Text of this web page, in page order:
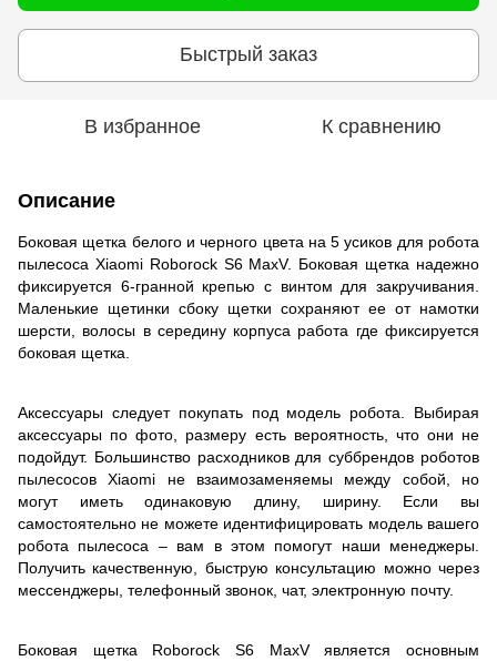
Быстрый заказ
В избранное К сравнению
Описание
Боковая щетка белого и черного цвета на 5 усиков для робота
пылесоса Xiaomi Roborock S6 MaxV. Боковая щетка надежно
фиксируется 6-гранной крепью с винтом для закручивания.
Маленькие щетинки сбоку щетки сохраняют ее от намотки
шерсти, волосы в середину корпуса работа где фиксируется
боковая щетка.
Аксессуары следует покупать под модель робота. Выбирая
аксессуары по фото, размеру есть вероятность, что они не
подойдут. Большинство расходников для суббрендов роботов
пылесосов Xiaomi не взаимозаменяемы между собой, но
могут иметь одинаковую длину, ширину. Если вы
самостоятельно не можете идентифицировать модель вашего
робота пылесоса – вам в этом помогут наши менеджеры.
Получить качественную, быструю консультацию можно через
мессенджеры, телефонный звонок, чат, электронную почту.
Боковая щетка Roborock S6 MaxV является основным